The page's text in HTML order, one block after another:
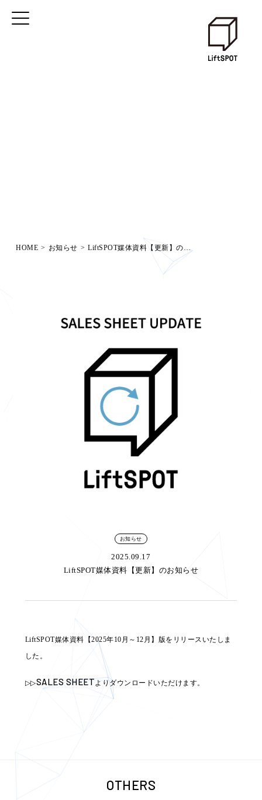
HOME > お知らせ >
お知らせ
2025.09.17
LiftSPOT媒体資料【更新】のお知らせ
LiftSPOT媒体資料【2025年10月～12月】版をリリースいたしま
した。
▷▷SALES SHEETよりダウンロードいただけます。
OTHERS